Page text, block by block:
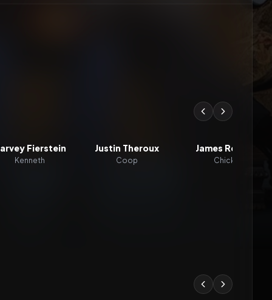
Fierstein
Kenneth
Justin Theroux
Coop
James Remar
Chick
2026